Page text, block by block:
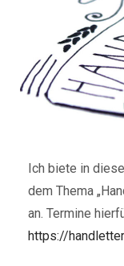
Ich biete in
dem Thema
an. Termine
https://